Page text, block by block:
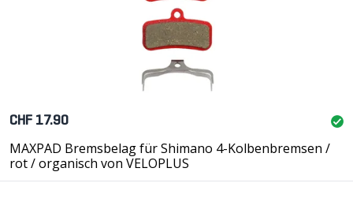
CHF 17.90
MAXPAD Bremsbelag für Shimano 4-Kolbenbremsen /
rot / organisch von VELOPLUS